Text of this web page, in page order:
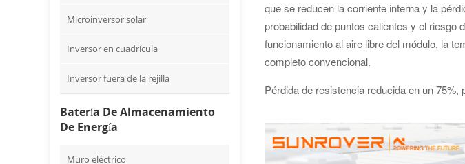
que se reducen la corriente interna y la
probabilidad de puntos calientes y el riesgo
funcionamiento al aire libre del módulo, la
completo convencional.
Pérdida de resistencia reducida en un 75%,
Microinversor solar
Inversor en cuadrícula
Inversor fuera de la rejilla
Batería De Almacenamiento
De Energía
Muro eléctrico